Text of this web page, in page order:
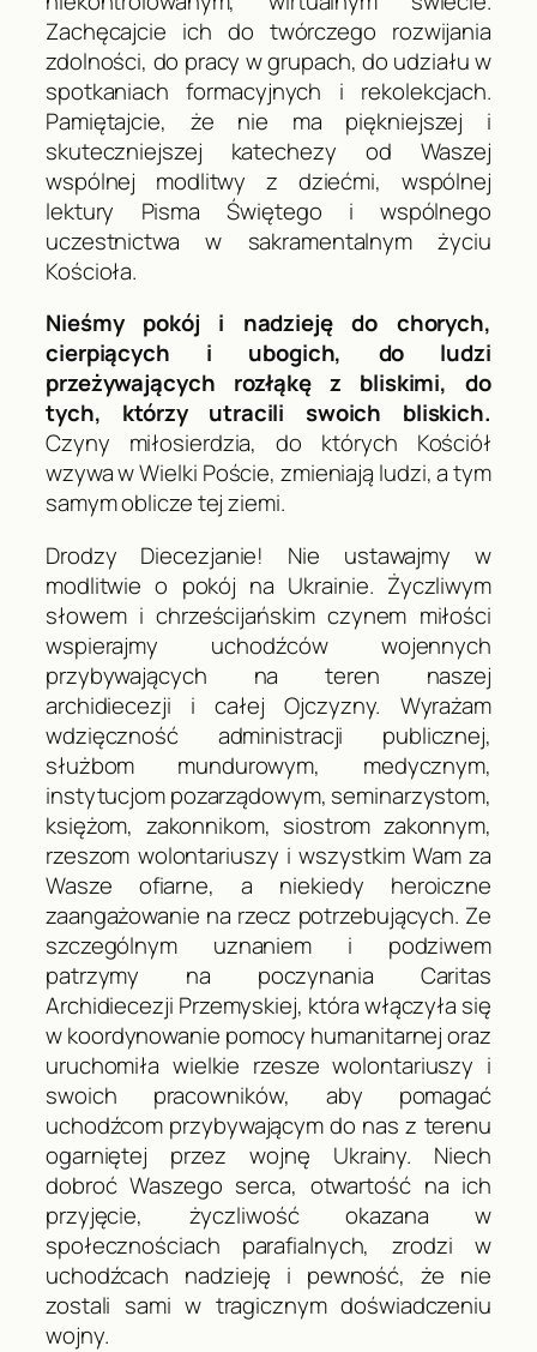
Zachęcajcie ich do twórczego rozwijania
zdolności, do pracy w grupach, do udziału w
spotkaniach formacyjnych i rekolekcjach.
Pamiętajcie, że nie ma piękniejszej i
skuteczniejszej katechezy od Waszej
wspólnej modlitwy z dziećmi, wspólnej
lektury Pisma Świętego i wspólnego
uczestnictwa w sakramentalnym życiu
Kościoła.
Nieśmy pokój i nadzieję do chorych,
cierpiących i ubogich, do ludzi
przeżywających rozłąkę z bliskimi, do
tych, którzy utracili swoich bliskich.
Czyny miłosierdzia, do których Kościół
wzywa w Wielki Poście, zmieniają ludzi, a tym
samym oblicze tej ziemi.
Drodzy Diecezjanie! Nie ustawajmy w
modlitwie o pokój na Ukrainie. Życzliwym
słowem i chrześcijańskim czynem miłości
wspierajmy uchodźców wojennych
przybywających na teren naszej
archidiecezji i całej Ojczyzny. Wyrażam
wdzięczność administracji publicznej,
służbom mundurowym, medycznym,
instytucjom pozarządowym, seminarzystom,
księżom, zakonnikom, siostrom zakonnym,
rzeszom wolontariuszy i wszystkim Wam za
Wasze ofiarne, a niekiedy heroiczne
zaangażowanie na rzecz potrzebujących. Ze
szczególnym uznaniem i podziwem
patrzymy na poczynania Caritas
Archidiecezji Przemyskiej, która włączyła się
w koordynowanie pomocy humanitarnej oraz
uruchomiła wielkie rzesze wolontariuszy i
swoich pracowników, aby pomagać
uchodźcom przybywającym do nas z terenu
ogarniętej przez wojnę Ukrainy. Niech
dobroć Waszego serca, otwartość na ich
przyjęcie, życzliwość okazana w
społecznościach parafialnych, zrodzi w
uchodźcach nadzieję i pewność, że nie
zostali sami w tragicznym doświadczeniu
wojny.